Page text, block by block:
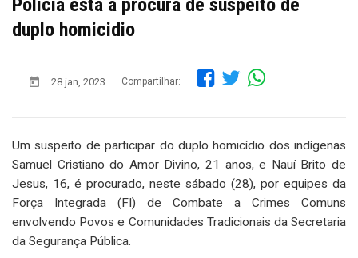
Polícia está a procura de suspeito de
duplo homicidio
28 jan, 2023 Compartilhar:
Um suspeito de participar do duplo homicídio dos indígenas
Samuel Cristiano do Amor Divino, 21 anos, e Nauí Brito de
Jesus, 16, é procurado, neste sábado (28), por equipes da
Força Integrada (FI) de Combate a Crimes Comuns
envolvendo Povos e Comunidades Tradicionais da Secretaria
da Segurança Pública.